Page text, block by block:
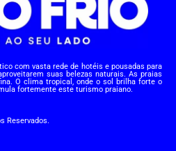
com vasta rede de hotéis e pousadas para
suas belezas naturais. As praias
O clima tropical, onde o sol brilha forte o
fortemente este turismo praiano.
Reservados.